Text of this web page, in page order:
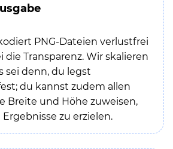
PNG-Dateien verlustfrei
die Transparenz. Wir skalieren
sei denn, du legst
du kannst zudem allen
Breite und Höhe zuweisen,
zu erzielen.